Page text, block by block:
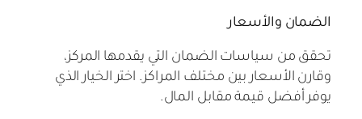
الضمان والأسعار
تحقق من سياسات الضمان التي يقدمها المركز،
وقارن الأسعار بين مختلف المراكز. اختر الخيار الذي
يوفر أفضل قيمة مقابل المال.